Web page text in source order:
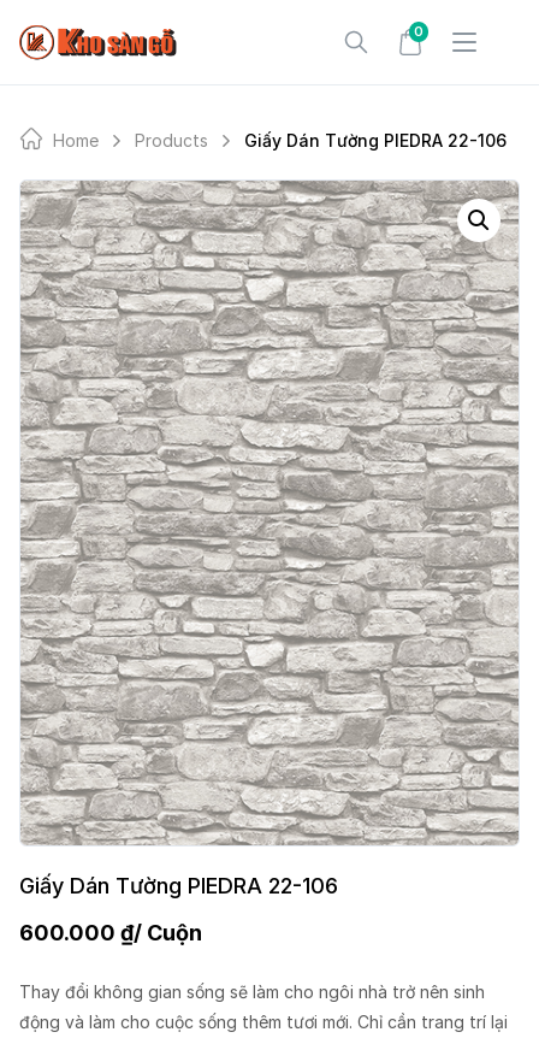
0
Home Products Giấy Dán Tường PIEDRA 22-106
Giấy Dán Tường PIEDRA 22-106
600.000 ₫/ Cuộn
Thay đổi không gian sống sẽ làm cho ngôi nhà trở nên sinh
động và làm cho cuộc sống thêm tươi mới. Chỉ cần trang trí lại